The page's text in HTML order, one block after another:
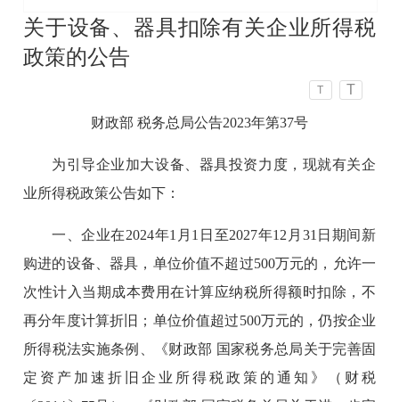
关于设备、器具扣除有关企业所得税
政策的公告
T T
财政部 税务总局公告2023年第37号
为引导企业加大设备、器具投资力度，现就有关企
业所得税政策公告如下：
一、企业在2024年1月1日至2027年12月31日期间新
购进的设备、器具，单位价值不超过500万元的，允许一
次性计入当期成本费用在计算应纳税所得额时扣除，不
再分年度计算折旧；单位价值超过500万元的，仍按企业
所得税法实施条例、《财政部 国家税务总局关于完善固
定资产加速折旧企业所得税政策的通知》（财税